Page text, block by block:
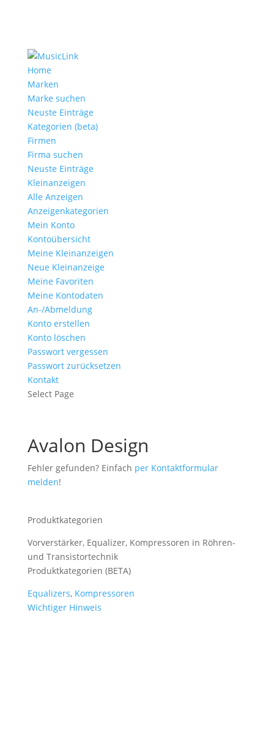
Home
Marken
Marke suchen
Neuste Einträge
Kategorien (beta)
Firmen
Firma suchen
Neuste Einträge
Kleinanzeigen
Alle Anzeigen
Anzeigen­kategorien
Mein Konto
Kontoübersicht
Meine Kleinanzeigen
Neue Kleinanzeige
Meine Favoriten
Meine Kontodaten
An-/Abmeldung
Konto erstellen
Konto löschen
Passwort vergessen
Passwort zurücksetzen
Kontakt
Select Page
Avalon Design
Fehler gefunden? Einfach per Kontaktformular
melden!
Produktkategorien
Vorverstärker, Equalizer, Kompressoren in Röhren-
und Transistortechnik
Produktkategorien (BETA)
Equalizers, Kompressoren
Wichtiger Hinweis